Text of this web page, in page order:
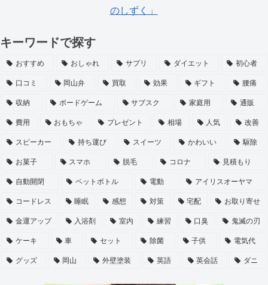
のしずく」
キーワードで探す
おすすめ おしゃれ サプリ ダイエット 初心者
口コミ 岡山弁 買取 効果 ギフト 腰痛
収納 ボードゲーム サブスク 家庭用 通販
費用 おもちゃ プレゼント 相場 人気 改善
スピーカー 持ち運び スイーツ かわいい 駆除
お菓子 スマホ 脱毛 コロナ 見積もり
自動開閉 ペットボトル 電動 アイリスオーヤマ
コードレス 睡眠 感想 対策 宅配 お取り寄せ
金運アップ 入浴剤 室内 練習 口臭 鬼滅の刃
ケーキ 車 セット 除菌 子供 電気代
グッズ 岡山 外壁塗装 英語 英会話 ダニ